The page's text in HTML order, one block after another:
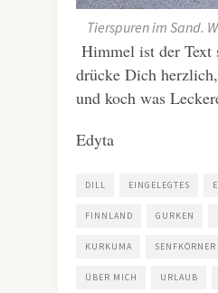
Tierspuren im Sand.
Himmel ist der Text
drücke Dich
und koch was
Edyta
DILL EINGELEGTES
FINNLAND GURKEN
KURKUMA SENFKÖRNER
ÜBER MICH URLAUB